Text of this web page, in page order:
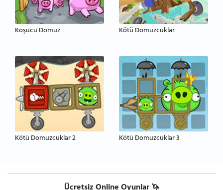
Koşucu Domuz Kötü Domuzcuklar
Kötü Domuzcuklar 2 Kötü Domuzcuklar 3